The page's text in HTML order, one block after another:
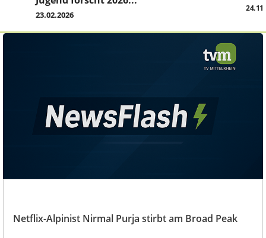
23.02.2026
Netflix-Alpinist Nirmal Purja stirbt am Broad Peak